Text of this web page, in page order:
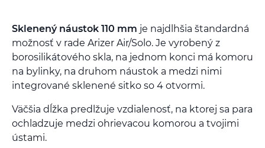
Sklenený náustok 110 mm je najdlhšia štandardná
možnosť v rade Arizer Air/Solo. Je vyrobený z
borosilikátového skla, na jednom konci má komoru
na bylinky, na druhom náustok a medzi nimi
integrované sklenené sitko so 4 otvormi.
Väčšia dĺžka predlžuje vzdialenosť, na ktorej sa para
ochladzuje medzi ohrievacou komorou a tvojimi
ústami.